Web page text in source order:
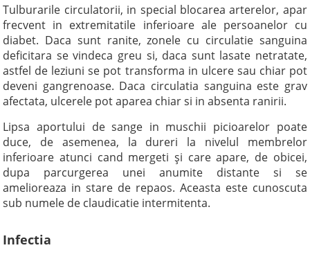
Tulburarile circulatorii, in special blocarea arterelor, apar
frecvent in extremitatile inferioare ale persoanelor cu
diabet. Daca sunt ranite, zonele cu circulatie sanguina
deficitara se vindeca greu si, daca sunt lasate netratate,
astfel de leziuni se pot transforma in ulcere sau chiar pot
deveni gangrenoase. Daca circulatia sanguina este grav
afectata, ulcerele pot aparea chiar si in absenta ranirii.
Lipsa aportului de sange in muschii picioarelor poate
duce, de asemenea, la dureri la nivelul membrelor
inferioare atunci cand mergeti şi care apare, de obicei,
dupa parcurgerea unei anumite distante si se
amelioreaza in stare de repaos. Aceasta este cunoscuta
sub numele de claudicatie intermitenta.
Infectia